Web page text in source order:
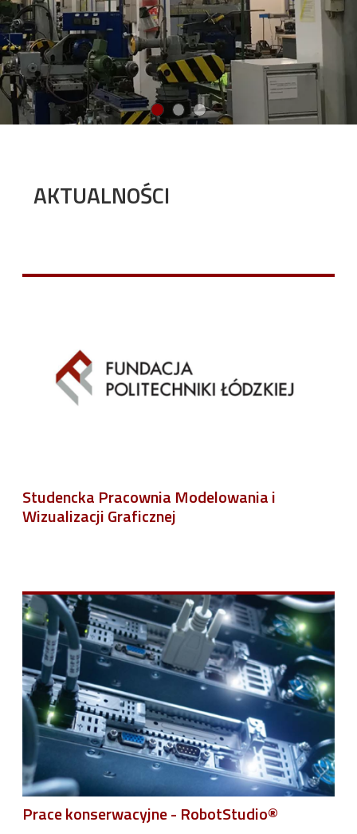
AKTUALNOŚCI
Studencka Pracownia Modelowania i
Wizualizacji Graficznej
Prace konserwacyjne - RobotStudio®